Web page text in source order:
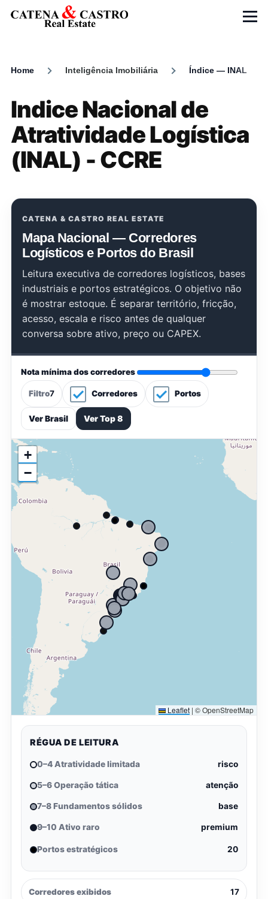
Skip to main content
Menu
Home Inteligência Imobiliária Índice — INAL
Indice Nacional de
Atratividade Logística
(INAL) - CCRE
CATENA & CASTRO REAL ESTATE
Mapa Nacional — Corredores
Logísticos e Portos do Brasil
Leitura executiva de corredores logísticos, bases
industriais e portos estratégicos. O objetivo não
é mostrar estoque. É separar território, fricção,
acesso, escala e risco antes de qualquer
conversa sobre ativo, preço ou CAPEX.
Nota mínima dos corredores
Filtro7 Corredores Portos
Ver Brasil Ver Top 8
+
−
Leaflet | © OpenStreetMap
RÉGUA DE LEITURA
0–4 Atratividade limitada risco
5–6 Operação tática atenção
7–8 Fundamentos sólidos base
9–10 Ativo raro premium
Portos estratégicos 20
Corredores exibidos 17